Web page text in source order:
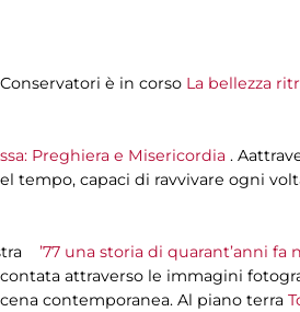
è in corso La bellezza
Preghiera e Misericordia .
tempo, capaci di ravvivare ogni
’77 una storia di quarant’anni fa
attraverso le immagini
contemporanea. Al piano terra